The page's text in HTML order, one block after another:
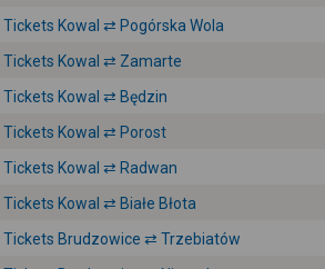
Tickets Kowal ⇄ Pogórska Wola
Tickets Kowal ⇄ Zamarte
Tickets Kowal ⇄ Będzin
Tickets Kowal ⇄ Porost
Tickets Kowal ⇄ Radwan
Tickets Kowal ⇄ Białe Błota
Tickets Brudzowice ⇄ Trzebiatów